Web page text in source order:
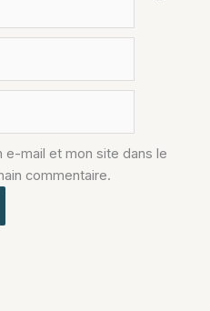
e-mail et mon site dans le
commentaire.